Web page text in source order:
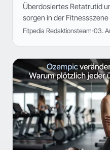
Überdosiertes Retatrutid
sorgen in der
Fitpedia Redaktionsteam 03.